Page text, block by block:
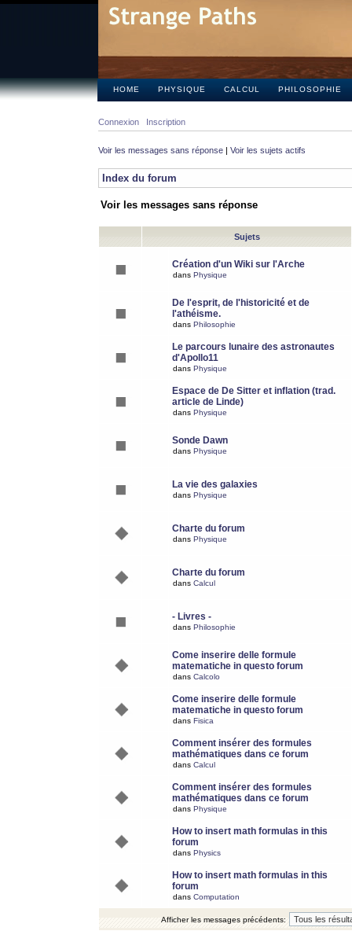
HOME PHYSIQUE CALCUL PHILOSOPHIE
Connexion Inscription
Voir les messages sans réponse | Voir les sujets actifs
Index du forum
Voir les messages sans réponse
Sujets
Création d'un Wiki sur l'Arche
dans Physique
De l'esprit, de l'historicité et de
l'athéisme.
dans Philosophie
Le parcours lunaire des astronautes
d'Apollo11
dans Physique
Espace de De Sitter et inflation (trad.
article de Linde)
dans Physique
Sonde Dawn
dans Physique
La vie des galaxies
dans Physique
Charte du forum
dans Physique
Charte du forum
dans Calcul
- Livres -
dans Philosophie
Come inserire delle formule
matematiche in questo forum
dans Calcolo
Come inserire delle formule
matematiche in questo forum
dans Fisica
Comment insérer des formules
mathématiques dans ce forum
dans Calcul
Comment insérer des formules
mathématiques dans ce forum
dans Physique
How to insert math formulas in this
forum
dans Physics
How to insert math formulas in this
forum
dans Computation
Afficher les messages précédents: